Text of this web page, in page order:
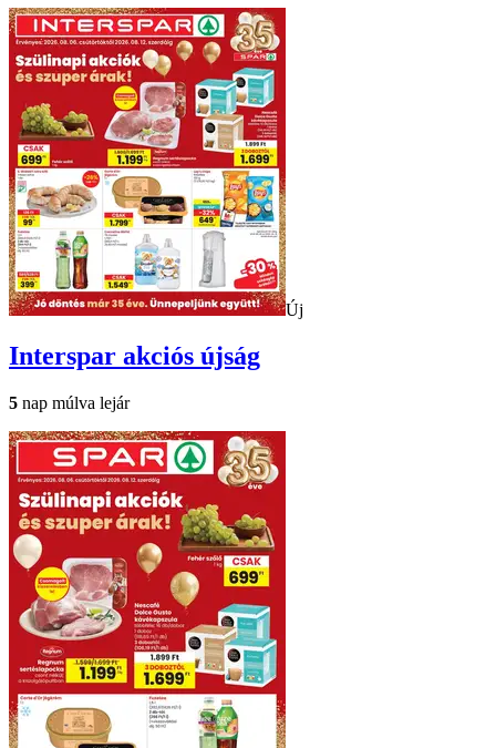
Új
Interspar akciós újság
5 nap múlva lejár